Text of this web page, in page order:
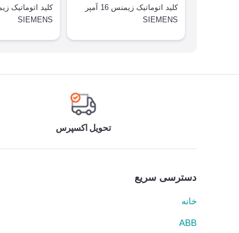
کلید اتوماتیک زیمنس 16 آمپر
SIEMENS
SIEMENS
تحویل اکسپرس
دسترسی سریع
خانه
ABB